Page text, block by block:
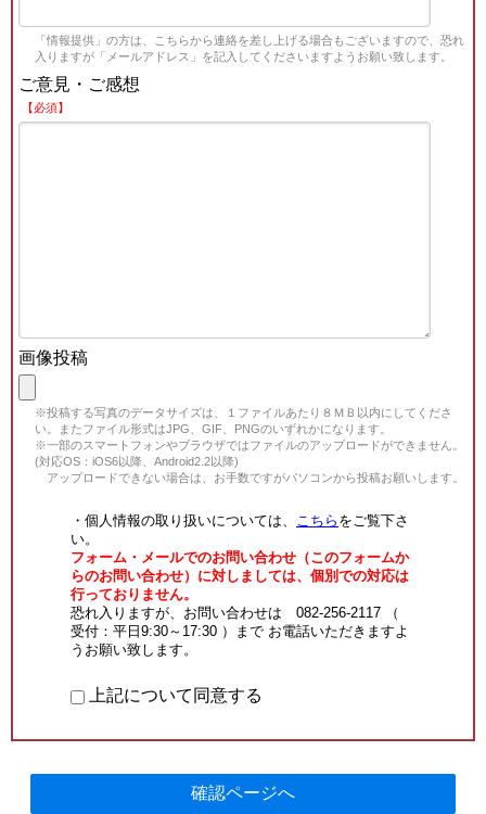
「情報提供」の方は、こちらから連絡を差し上げる場合もございますので、恐れ
入りますが「メールアドレス」を記入してくださいますようお願い致します。
ご意見・ご感想
【必須】
画像投稿
※投稿する写真のデータサイズは、１ファイルあたり８ＭＢ以内にしてくださ
い。またファイル形式はJPG、GIF、PNGのいずれかになります。
※一部のスマートフォンやブラウザではファイルのアップロードができません。
(対応OS：iOS6以降、Android2.2以降)
アップロードできない場合は、お手数ですがパソコンから投稿お願いします。
・個人情報の取り扱いについては、 こちら をご覧下さ
い。
フォーム・メールでのお問い合わせ（このフォームか
らのお問い合わせ）に対しましては、個別での対応は
行っておりません。
恐れ入りますが、お問い合わせは 082-256-2117 （
受付：平日9:30～17:30 ）まで お電話いただきますよ
うお願い致します。
上記について同意する
確認ページへ